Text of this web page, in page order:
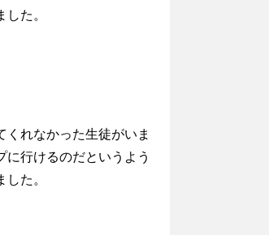
た。
れなかった生徒がいま
行けるのだというよう
た。